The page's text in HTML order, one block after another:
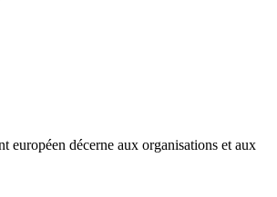
européen décerne aux organisations et aux